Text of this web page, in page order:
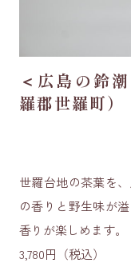
＜広島の鈴
羅郡世羅町）
世羅台地の茶葉を
の香りと野生味が
香りが楽しめます。
3,780円（税込）